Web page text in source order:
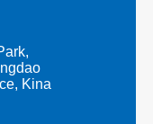
Kina